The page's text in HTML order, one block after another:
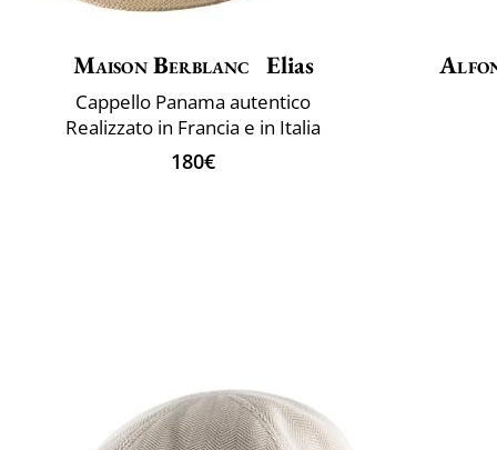
Maison Berblanc Elias
Cappello Panama autentico
Realizzato in Francia e in Italia
180€